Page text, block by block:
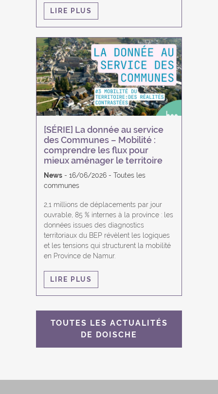
LIRE PLUS
[SÉRIE] La donnée au service
des Communes – Mobilité :
comprendre les flux pour
mieux aménager le territoire
News 16/06/2026
Toutes les
communes
2,1 millions de déplacements par jour
ouvrable, 85 % internes à la province : les
données issues des diagnostics
territoriaux du BEP révèlent les logiques
et les tensions qui structurent la mobilité
en Province de Namur.
LIRE PLUS
TOUTES LES ACTUALITÉS
DE DOISCHE